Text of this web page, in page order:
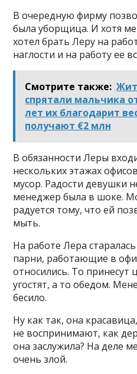
В очередную фирму
была уборщица. И хотя
хотел брать Леру на
наглости и на работу ее
Смотрите также:
спрятали мальчика
лет их благодарит
получают €2 млн
В обязанности Леры
нескольких этажах
мусор. Радости девушки
менеджер была в шоке.
радуется тому, что ей
мыть.
На работе Лера
парни, работающие в
относились. То принесут
угостят, а то обедом.
бесило.
Ну как так, она
не воспринимают, как
она заслужила? На деле
очень злой.